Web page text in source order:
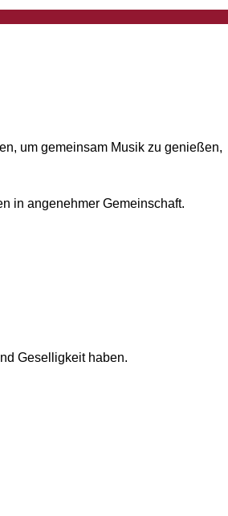
um gemeinsam Musik zu genießen,
in angenehmer Gemeinschaft.
Geselligkeit haben.